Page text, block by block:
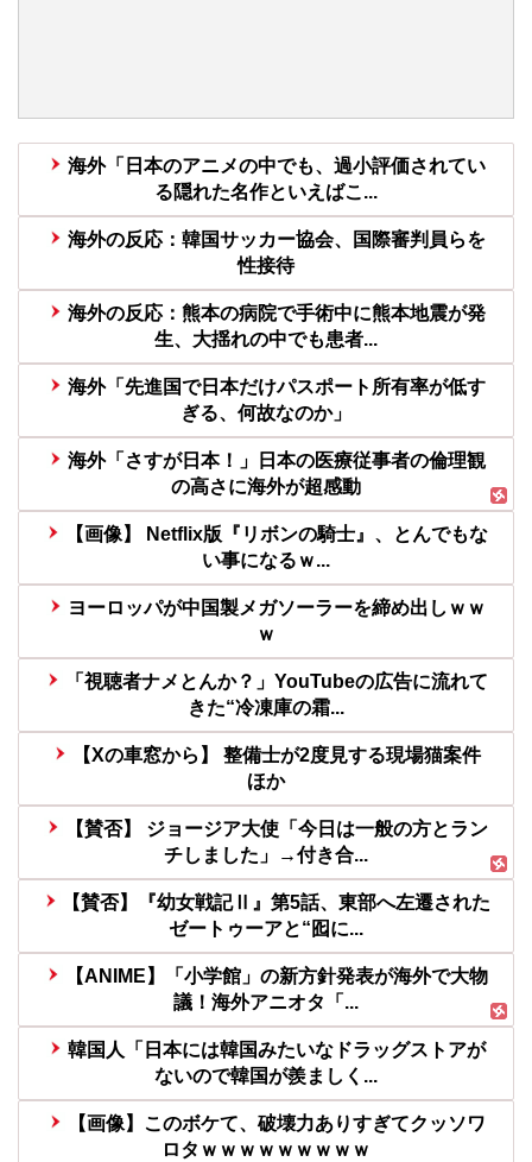
海外「日本のアニメの中でも、過小評価されてい
る隠れた名作といえばこ...
海外の反応：韓国サッカー協会、国際審判員らを
性接待
海外の反応：熊本の病院で手術中に熊本地震が発
生、大揺れの中でも患者...
海外「先進国で日本だけパスポート所有率が低す
ぎる、何故なのか」
海外「さすが日本！」日本の医療従事者の倫理観
の高さに海外が超感動
【画像】 Netflix版『リボンの騎士』、とんでもな
い事になるｗ...
ヨーロッパが中国製メガソーラーを締め出しｗｗ
ｗ
「視聴者ナメとんか？」YouTubeの広告に流れて
きた“冷凍庫の霜...
【Xの車窓から】 整備士が2度見する現場猫案件
ほか
【賛否】 ジョージア大使「今日は一般の方とラン
チしました」→付き合...
【賛否】『幼女戦記Ⅱ』第5話、東部へ左遷された
ゼートゥーアと“囮に...
【ANIME】「小学館」の新方針発表が海外で大物
議！海外アニオタ「...
韓国人「日本には韓国みたいなドラッグストアが
ないので韓国が羨ましく...
【画像】このボケて、破壊力ありすぎてクッソワ
ロタｗｗｗｗｗｗｗｗｗ